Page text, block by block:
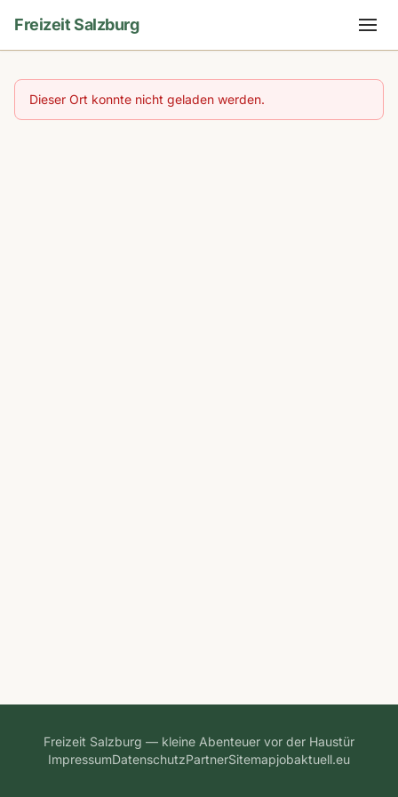
Freizeit Salzburg
Dieser Ort konnte nicht geladen werden.
Freizeit Salzburg — kleine Abenteuer vor der Haustür
ImpressumDatenschutzPartnerSitemapjobaktuell.eu